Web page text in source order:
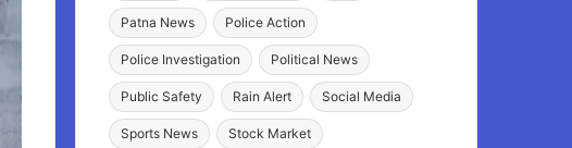
Patna News Police Action
Police Investigation Political News
Public Safety Rain Alert Social Media
Sports News Stock Market